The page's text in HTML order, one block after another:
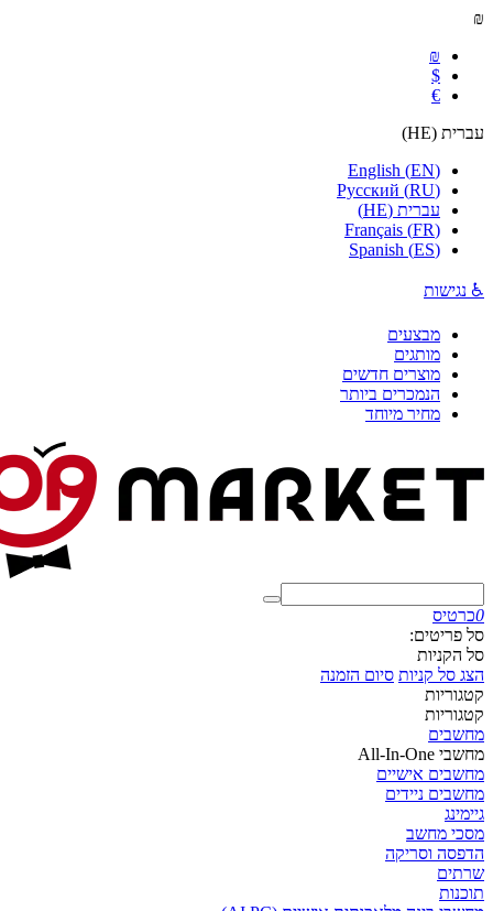
₪
₪
$
€
עברית (
HE
)
English (EN)
Русский (RU)
עברית (
HE
)
Français (FR)
Spanish (ES)
♿ נגישות
מבצעים
מותגים
מוצרים חדשים
הנמכרים ביותר
מחיר מיוחד
0כרטיס
סל פריטים:
סל הקניות
הצג סל קניות סיום הזמנה
קטגוריות
קטגוריות
מחשבים
מחשבי All-In-One
מחשבים אישיים
מחשבים ניידים
גיימינג
מסכי מחשב
הדפסה וסריקה
שרתים
תוכנות